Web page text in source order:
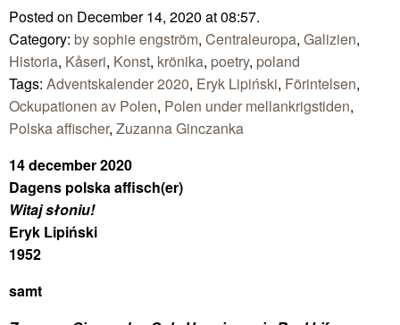
Posted on December 14, 2020 at 08:57.
Category: by sophie engström, Centraleuropa, Galizien,
Historia, Kåseri, Konst, krönika, poetry, poland
Tags: Adventskalender 2020, Eryk Lipiński, Förintelsen,
Ockupationen av Polen, Polen under mellankrigstiden,
Polska affischer, Zuzanna Ginczanka
14 december 2020
Dagens polska affisch(er)
Witaj słoniu!
Eryk Lipiński
1952
samt